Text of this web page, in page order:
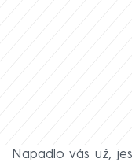
Napadlo vás už,